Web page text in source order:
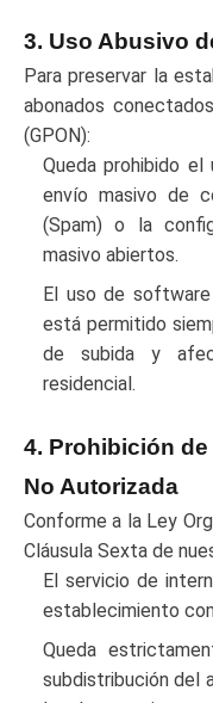
3. Uso Abusivo
Para preservar la
abonados
(GPON):
Queda prohibido
envío masivo de
(Spam) o la
masivo abiertos.
El uso de
está permitido
de subida y
residencial.
4. Prohibición
No Autorizada
Conforme a la Ley
Cláusula Sexta de
El servicio de
establecimiento
Queda
subdistribución del